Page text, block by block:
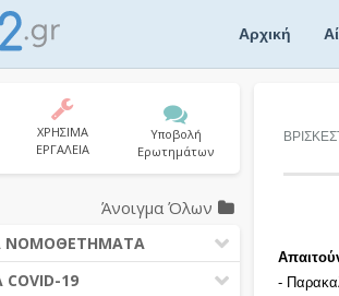
Αρχική
-
ΧΡΗΣΙΜΑ
ΕΡΓΑΛΕΙΑ
Υποβολή
Ερωτημάτων
Άνοιγμα Όλων
ΝΟΜΟΘΕΤΗΜΑΤΑ
(Ν. 4412/2016)
19